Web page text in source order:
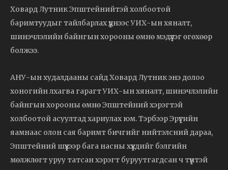
Ховард Лутник Эпштейнийтэй холбоотой
баримтуудыг тайлбарлах үүднээс УИХ-ын хяналт,
шинэчлэлийн байнгын хорооны өмнө мэдүүлэг өгөхөөр
болжээ.
АНУ-ын худалдааны сайд Ховард Лутник энэ долоо
хоногийн лхагва гарагт УИХ-ын хяналт, шинэчлэлийн
байнгын хорооны өмнө Эпштейний хэрэгтэй
холбоотой асуултад хариулах юм. Тэрбээр Эрүүгийн
яамнаас олон сая баримт бичгийг нийтэлсний дараа,
Эпштейний шүүхээр бага насны хүүхдийг бэлгийн
мөлжлөгт уруу татсан хэрэгт буруутгагдсан ч түүнтэй